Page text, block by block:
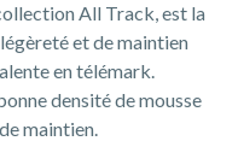
All Track, est la
et de maintien
en télémark.
densité de mousse
maintien.